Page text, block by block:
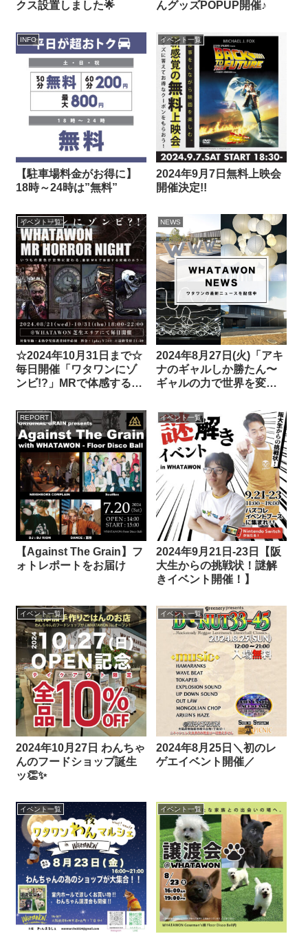
クス設置しました🌟
んグッズPOPUP開催♪
INFO
【駐車場料金がお得に】
18時～24時は”無料”
イベント一覧
2024年9月7日無料上映会
開催決定!!
イベント一覧
☆2024年10月31日まで☆
毎日開催「ワタワンにゾ
ンビ!?」MRで体感する究
NEWS
2024年8月27日(火)「アキ
ナのギャルしか勝たん〜
ギャルの力で世界を変え
REPORT
【Against The Grain】フ
ォトレポートをお届け
イベント一覧
2024年9月21日-23日【阪
大生からの挑戦状！謎解
きイベント開催！】
イベント一覧
2024年10月27日 わんちゃ
んのフードショップ誕生
ッ👏✨
イベント一覧
2024年8月25日＼初のレ
ゲエイベント開催／
イベント一覧 イベント一覧